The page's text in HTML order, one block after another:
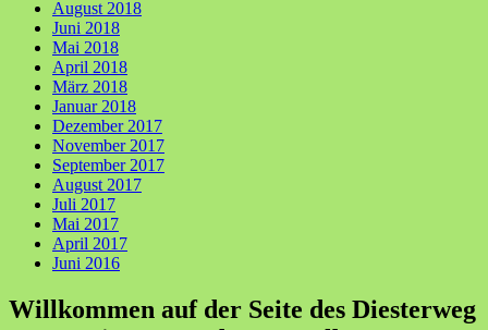
August 2018
Juni 2018
Mai 2018
April 2018
März 2018
Januar 2018
Dezember 2017
November 2017
September 2017
August 2017
Juli 2017
Mai 2017
April 2017
Juni 2016
Willkommen auf der Seite des Diesterweg